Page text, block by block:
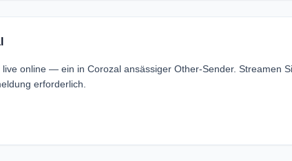
online — ein in Corozal ansässiger Other-Sender. Streamen
erforderlich.